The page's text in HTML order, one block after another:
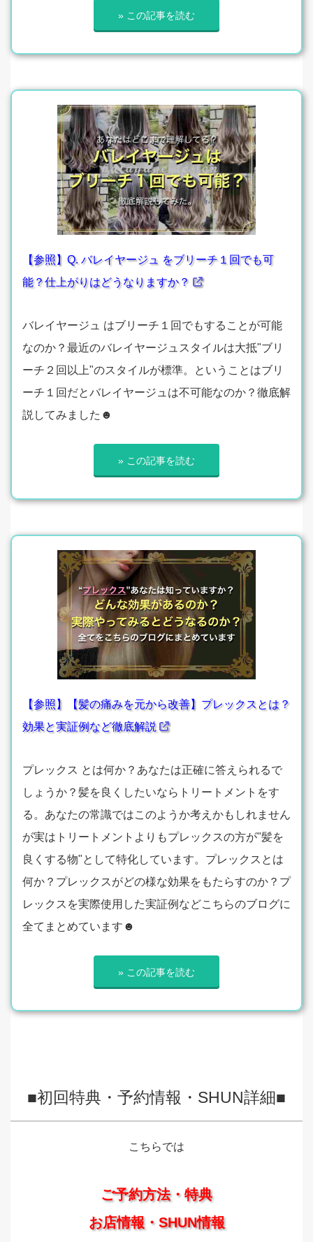
» この記事を読む
【参照】Q. バレイヤージュ をブリーチ１回でも可
能？仕上がりはどうなりますか？
バレイヤージュ はブリーチ１回でもすることが可能
なのか？最近のバレイヤージュスタイルは大抵"ブリ
ーチ２回以上"のスタイルが標準。ということはブリ
ーチ１回だとバレイヤージュは不可能なのか？徹底解
説してみました☻
» この記事を読む
【参照】【髪の痛みを元から改善】プレックスとは？
効果と実証例など徹底解説
プレックス とは何か？あなたは正確に答えられるで
しょうか？髪を良くしたいならトリートメントをす
る。あなたの常識ではこのようか考えかもしれません
が実はトリートメントよりもプレックスの方が"髪を
良くする物"として特化しています。プレックスとは
何か？プレックスがどの様な効果をもたらすのか？プ
レックスを実際使用した実証例などこちらのブログに
全てまとめています☻
» この記事を読む
■初回特典・予約情報・SHUN詳細■
こちらでは
ご予約方法・特典
お店情報・SHUN情報